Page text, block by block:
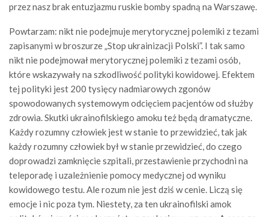
przez nasz brak entuzjazmu ruskie bomby spadną na Warszawę.
Powtarzam: nikt nie podejmuje merytorycznej polemiki z tezami
zapisanymi w broszurze „Stop ukrainizacji Polski”. I tak samo
nikt nie podejmował merytorycznej polemiki z tezami osób,
które wskazywały na szkodliwość polityki kowidowej. Efektem
tej polityki jest 200 tysięcy nadmiarowych zgonów
spowodowanych systemowym odcięciem pacjentów od służby
zdrowia. Skutki ukrainofilskiego amoku też będą dramatyczne.
Każdy rozumny człowiek jest w stanie to przewidzieć, tak jak
każdy rozumny człowiek był w stanie przewidzieć, do czego
doprowadzi zamknięcie szpitali, przestawienie przychodni na
teleporadę i uzależnienie pomocy medycznej od wyniku
kowidowego testu. Ale rozum nie jest dziś w cenie. Liczą się
emocje i nic poza tym. Niestety, za ten ukrainofilski amok